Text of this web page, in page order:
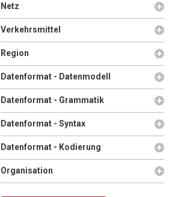
Anzeigen
Netz
Anzeigen
Verkehrsmittel
Anzeigen
Region
Anzeigen
Datenformat - Datenmodell
Anzeigen
Datenformat - Grammatik
Anzeigen
Datenformat - Syntax
Anzeigen
Datenformat - Kodierung
Anzeigen
Organisation